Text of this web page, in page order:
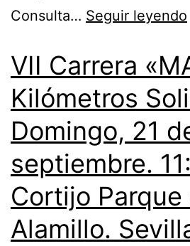
Consulta… Seguir leyendo
VII Carrera
Kilómetros
Domingo, 21
septiembre.
Cortijo Parque
Alamillo.